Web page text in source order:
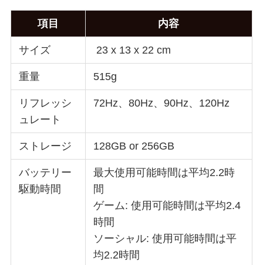
項目 内容
サイズ 23 x 13 x 22 cm
重量 515g
リフレッシ
ュレート
72Hz、80Hz、90Hz、120Hz
ストレージ 128GB or 256GB
バッテリー
駆動時間
最大使用可能時間は平均2.2時
間
ゲーム: 使用可能時間は平均2.4
時間
ソーシャル: 使用可能時間は平
均2.2時間